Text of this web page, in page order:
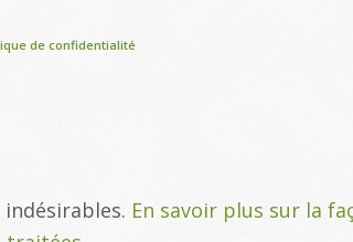
de confidentialité
En savoir plus sur la